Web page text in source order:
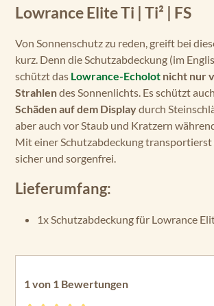
Lowrance Elite Ti | Ti² | FS
Von Sonnenschutz zu reden, greift bei
kurz. Denn die Schutzabdeckung (im
schützt das Lowrance-Echolot nicht nur
Strahlendes Sonnenlichts. Es schützt
Schäden auf dem Displaydurch
aber auch vor Staub und Kratzern
Mit einer Schutzabdeckung transportierst
sicher und sorgenfrei.
Lieferumfang:
1x Schutzabdeckung für Lowrance
1 von 1 Bewertungen